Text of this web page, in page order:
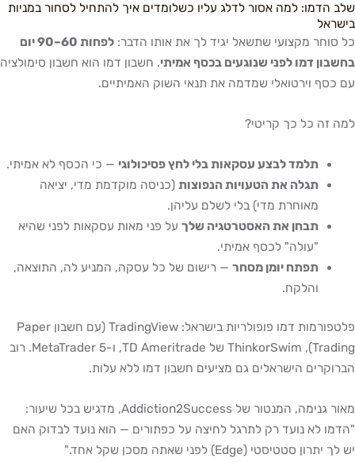
שלב הדמו: למה אסור לדלג עליו כשלומדים איך להתחיל לסחור במניות
בישראל
כל סוחר מקצועי שתשאל יגיד לך את אותו הדבר:
לפחות 60–90 יום
בחשבון דמו לפני שנוגעים בכסף אמיתי. חשבון דמו הוא חשבון סימולציה
עם כסף וירטואלי שמדמה את תנאי השוק האמיתיים.
למה זה כל כך קריטי?
תלמד לבצע עסקאות בלי לחץ פסיכולוגי — כי הכסף לא אמיתי.
תגלה את הטעויות הנפוצות (כניסה מוקדמת מדי, יציאה
מאוחרת מדי) בלי לשלם עליהן.
תבחן את האסטרטגיה שלך על פני מאות עסקאות לפני שהיא
"עולה" לכסף אמיתי.
תפתח יומן מסחר — רישום של כל עסקה, המניע לה, התוצאה,
והלקח.
פלטפורמות דמו פופולריות בישראל: TradingView (עם חשבון Paper
Trading), ThinkorSwim של TD Ameritrade, ו-MetaTrader 5. רוב
הברוקרים הישראלים גם מציעים חשבון דמו ללא עלות.
מאור גנימה, המנטור של Addiction2Success, מדגיש בכל שיעור:
"הדמו לא נועד רק לתרגל לחיצה על כפתורים — הוא נועד לבדוק האם
יש לך יתרון סטטיסטי (Edge) לפני שאתה מסכן שקל אחד."